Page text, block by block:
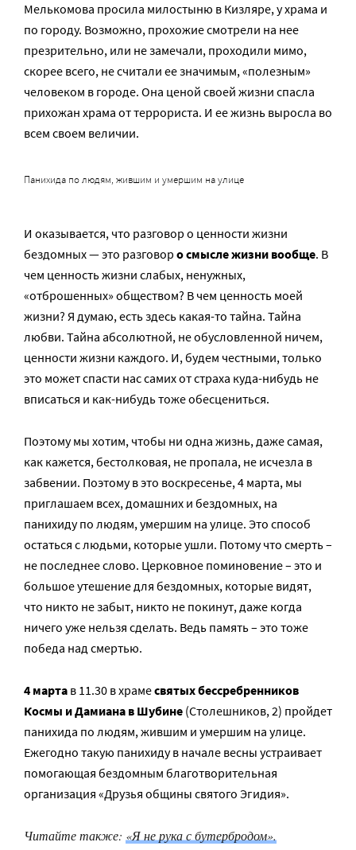
Мелькомова просила милостыню в Кизляре, у храма и
по городу. Возможно, прохожие смотрели на нее
презрительно, или не замечали, проходили мимо,
скорее всего, не считали ее значимым, «полезным»
человеком в городе. Она ценой своей жизни спасла
прихожан храма от террориста. И ее жизнь выросла во
всем своем величии.
Панихида по людям, жившим и умершим на улице
И оказывается, что разговор о ценности жизни
бездомных — это разговор о смысле жизни вообще. В
чем ценность жизни слабых, ненужных,
«отброшенных» обществом? В чем ценность моей
жизни? Я думаю, есть здесь какая-то тайна. Тайна
любви. Тайна абсолютной, не обусловленной ничем,
ценности жизни каждого. И, будем честными, только
это может спасти нас самих от страха куда-нибудь не
вписаться и как-нибудь тоже обесцениться.
Поэтому мы хотим, чтобы ни одна жизнь, даже самая,
как кажется, бестолковая, не пропала, не исчезла в
забвении. Поэтому в это воскресенье, 4 марта, мы
приглашаем всех, домашних и бездомных, на
панихиду по людям, умершим на улице. Это способ
остаться с людьми, которые ушли. Потому что смерть –
не последнее слово. Церковное поминовение – это и
большое утешение для бездомных, которые видят,
что никто не забыт, никто не покинут, даже когда
ничего уже нельзя сделать. Ведь память – это тоже
победа над смертью.
4 марта в 11.30 в храмесвятых бессребренников
Космы и Дамиана в Шубине (Столешников, 2) пройдет
панихида по людям, жившим и умершим на улице.
Ежегодно такую панихиду в начале весны устраивает
помогающая бездомным благотворительная
организация «Друзья общины святого Эгидия».
Читайте также: «Я не рука с бутербродом».